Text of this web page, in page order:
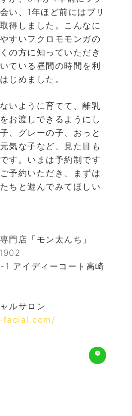
い、1年ほど前にはブリ
得しました。こんなに
すいフクロモモンガの
の方に知っていただき
ている昼間の時間を利
じめました。
いように育てて、離乳
お渡しできるようにし
、グレーの子、おっと
気な子など、見た目も
す。いまは予約制です
予約いただき、まずは
ちと遊んでみてほしい
門店「モン太んち」
1 アイディーコート高崎
ルサロン